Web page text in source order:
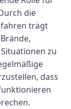
die
trägt
zu
dass